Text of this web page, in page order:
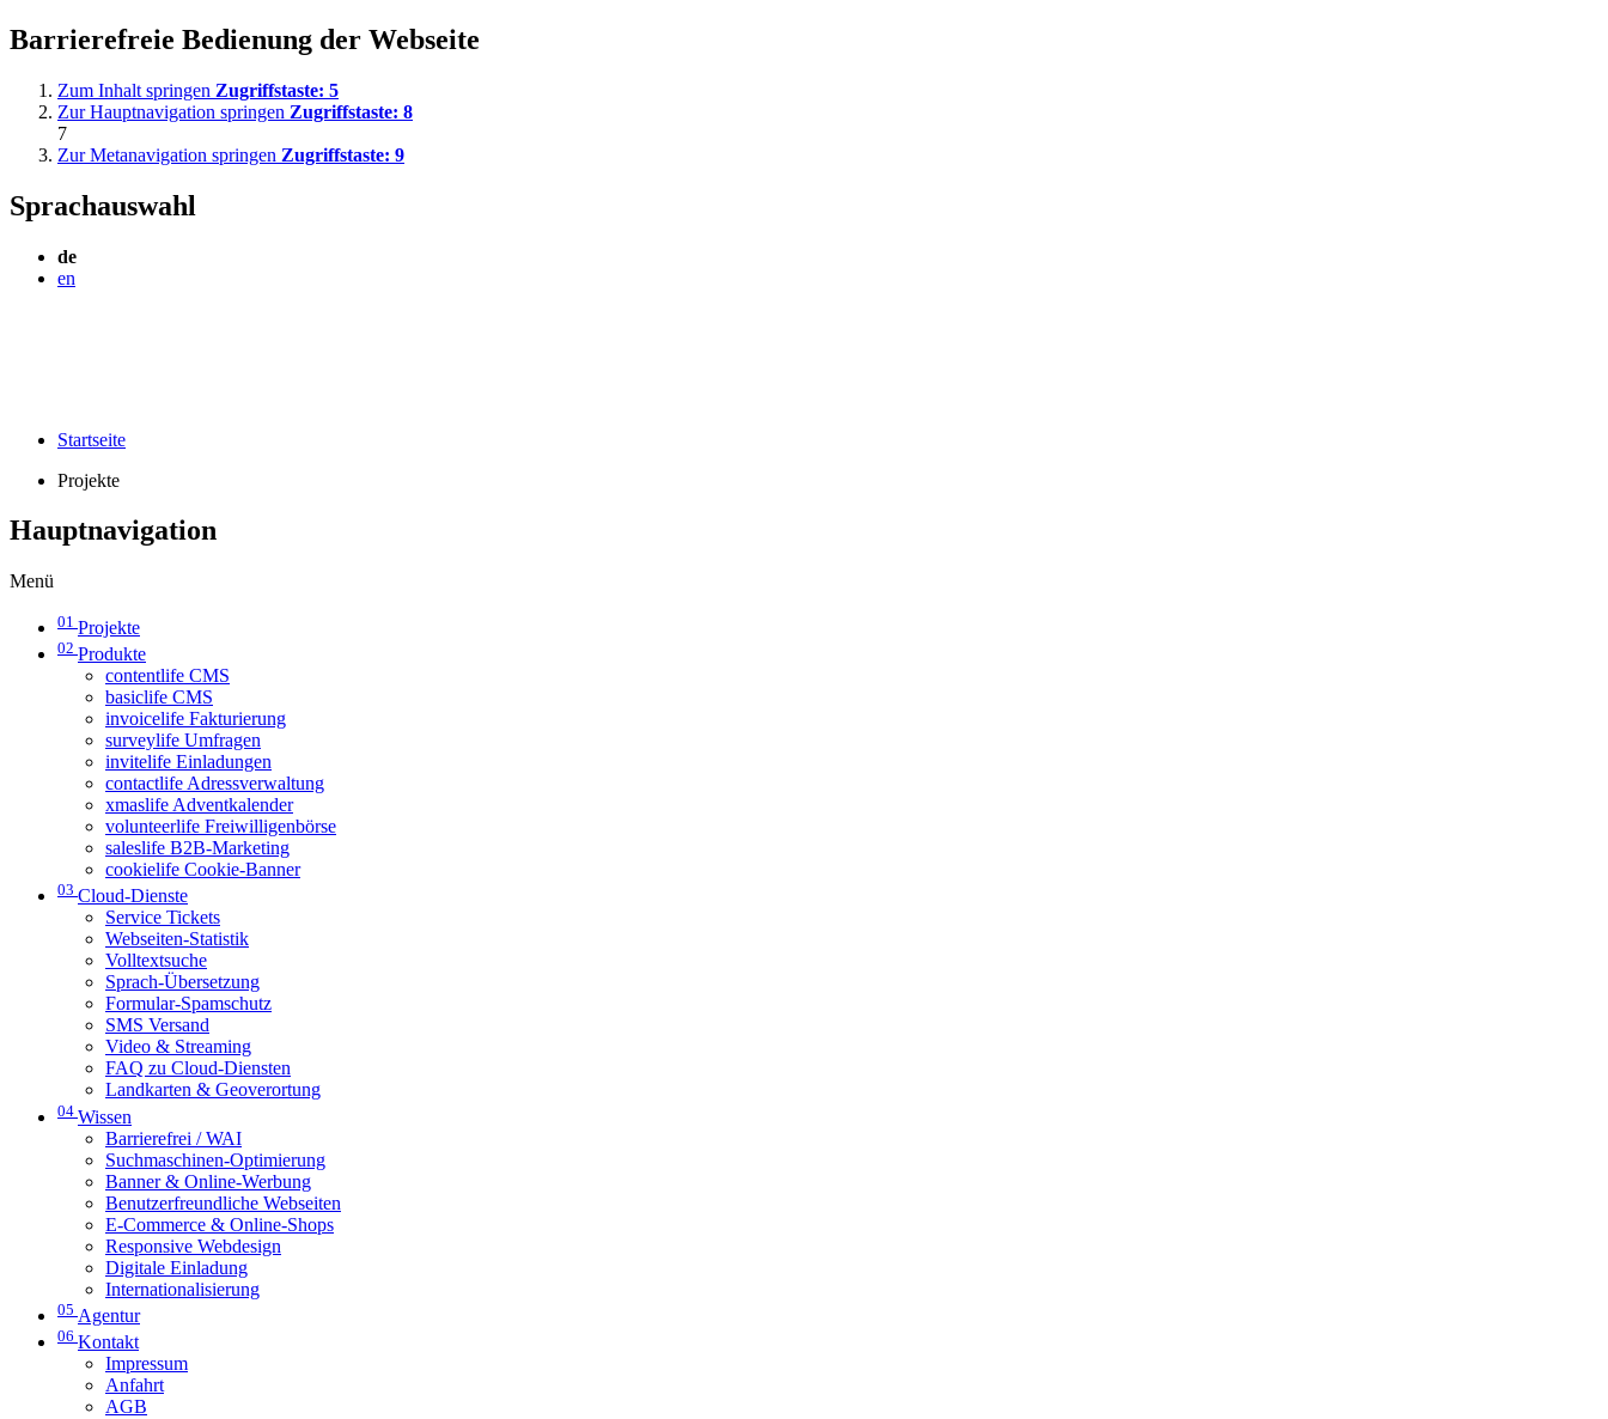
Barrierefreie Bedienung der Webseite
Zum Inhalt springen Zugriffstaste: 5
Zur Hauptnavigation springen Zugriffstaste: 8
7
Zur Metanavigation springen Zugriffstaste: 9
Sprachauswahl
de
en
Startseite
Projekte
Hauptnavigation
Menü
01 Projekte
02 Produkte
contentlife CMS
basiclife CMS
invoicelife Fakturierung
surveylife Umfragen
invitelife Einladungen
contactlife Adressverwaltung
xmaslife Adventkalender
volunteerlife Freiwilligenbörse
saleslife B2B-Marketing
cookielife Cookie-Banner
03 Cloud-Dienste
Service Tickets
Webseiten-Statistik
Volltextsuche
Sprach-Übersetzung
Formular-Spamschutz
SMS Versand
Video & Streaming
FAQ zu Cloud-Diensten
Landkarten & Geoverortung
04 Wissen
Barrierefrei / WAI
Suchmaschinen-Optimierung
Banner & Online-Werbung
Benutzerfreundliche Webseiten
E-Commerce & Online-Shops
Responsive Webdesign
Digitale Einladung
Internationalisierung
05 Agentur
06 Kontakt
Impressum
Anfahrt
AGB